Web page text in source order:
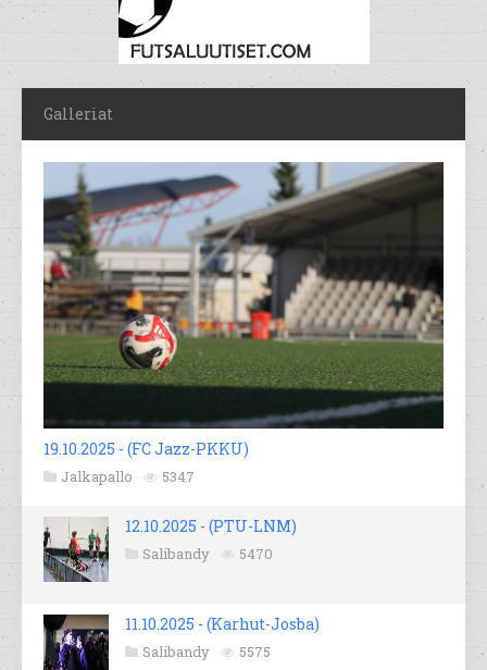
Galleriat
19.10.2025 - (FC Jazz-PKKU)
Jalkapallo 5347
12.10.2025 - (PTU-LNM)
Salibandy 5470
11.10.2025 - (Karhut-Josba)
Salibandy 5575